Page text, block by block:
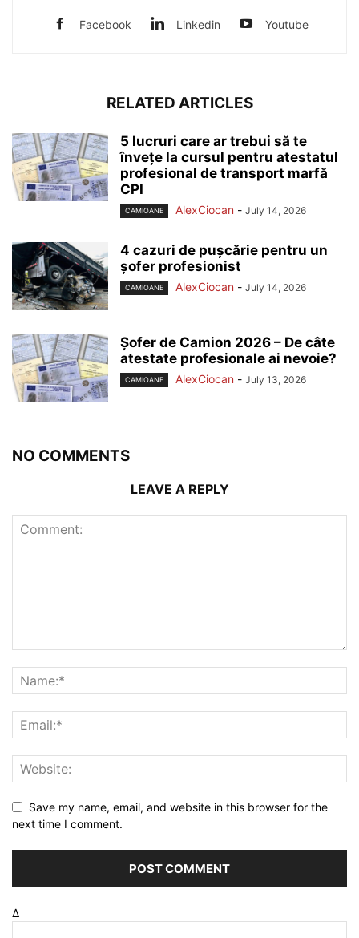
Facebook Linkedin Youtube
RELATED ARTICLES
5 lucruri care ar trebui să te
învețe la cursul pentru atestatul
profesional de transport marfă
CPI
CAMIOANE AlexCiocan - July 14, 2026
4 cazuri de pușcărie pentru un
șofer profesionist
CAMIOANE AlexCiocan - July 14, 2026
Șofer de Camion 2026 – De câte
atestate profesionale ai nevoie?
CAMIOANE AlexCiocan - July 13, 2026
NO COMMENTS
LEAVE A REPLY
Save my name, email, and website in this browser for the
next time I comment.
Δ